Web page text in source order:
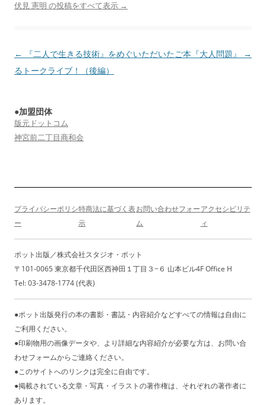
伏見 憲明 の投稿をすべて表示 →
投
稿
ゲ
ー
ン
←
『二人で生きる技術』をめぐ
るトークライブ！（後編）
いただいたご本『大人問題』 →
●加盟団体
版元ドットコム
神宮前二丁目商和会
プライバシーポリシ
ー
特商法に基づく表
示
お問い合わせフォー
ム
アクセシビリテ
ィ
ポット出版／株式会社スタジオ・ポット
〒101-0065 東京都千代田区西神田１丁目３−６ 山本ビル4F Office H
Tel: 03-3478-1774 (代表)
●ポット出版発行の本の書影・書誌・内容紹介などすべての情報は自由に
ご利用ください。
●印刷物用の画像データや、より詳細な内容紹介が必要な方は、お問い合
わせフォームからご連絡ください。
●このサイトへのリンクは完全に自由です。
●掲載されている文章・写真・イラストの著作権は、それぞれの著作者に
あります。